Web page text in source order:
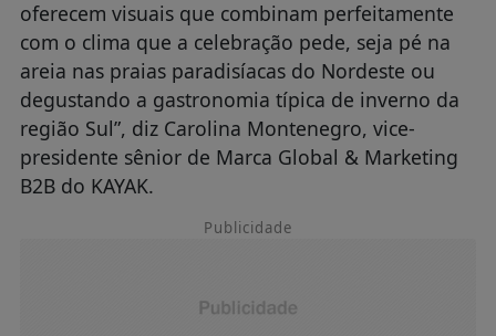
oferecem visuais que combinam perfeitamente
com o clima que a celebração pede, seja pé na
areia nas praias paradisíacas do Nordeste ou
degustando a gastronomia típica de inverno da
região Sul”, diz Carolina Montenegro, vice-
presidente sênior de Marca Global & Marketing
B2B do KAYAK.
Publicidade